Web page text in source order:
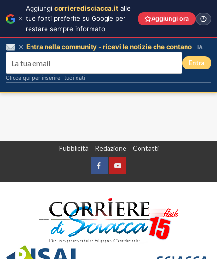
Pubblicità Redazione Contatti
FacebookYountube
Aggiungi corrieredisciacca.it alle
tue fonti preferite su Google per
restare sempre informato
Aggiungi ora
Entra nella community - ricevi le notizie che contano IA
Entra
Clicca qui per inserire i tuoi dati